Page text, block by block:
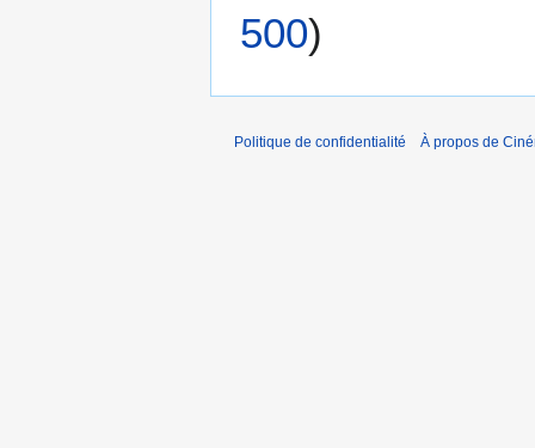
500)
Politique de confidentialité À propos de